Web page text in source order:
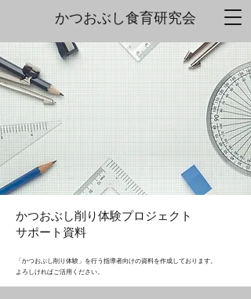
かつおぶし食育研究会
かつおぶし削り体験プロジェクト
​サポート資料
「かつおぶし削り体験」を行う指導者向けの資料を作成しております。
​よろしければご活用ください。